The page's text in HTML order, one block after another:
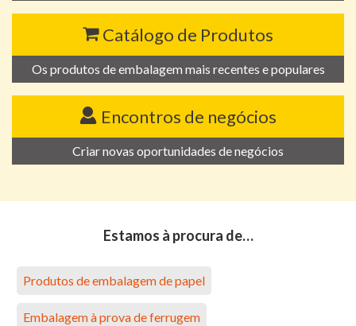
Catálogo de Produtos
Os produtos de embalagem mais recentes e populares
Encontros de negócios
Criar novas oportunidades de negócios
Estamos à procura de…
Produtos de embalagem de papel
Embalagem à prova de ferrugem